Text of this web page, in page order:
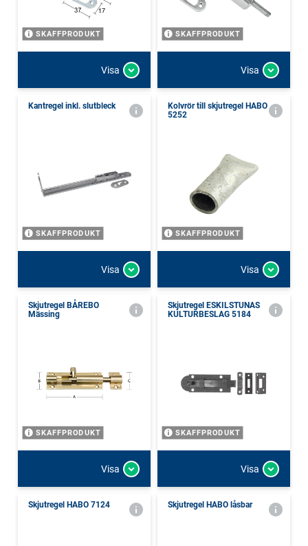
SKAFFPRODUKT
Visa
SKAFFPRODUKT
Visa
Kantregel inkl. slutbleck
SKAFFPRODUKT
Visa
Kolvrör till skjutregel HABO
5252
SKAFFPRODUKT
Visa
Skjutregel BÅREBO
Mässing
SKAFFPRODUKT
Visa
Skjutregel ESKILSTUNAS
KULTURBESLAG 5184
SKAFFPRODUKT
Visa
Skjutregel HABO 7124 Skjutregel HABO låsbar